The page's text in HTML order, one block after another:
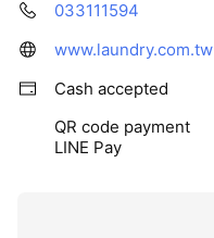
033111594
www.laundry.com.tw
Cash accepted
QR code payment
LINE Pay